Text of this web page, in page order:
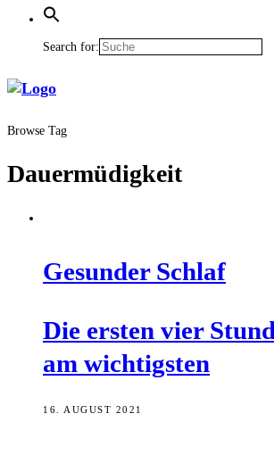
Search for:
Browse Tag
Dauermüdigkeit
Gesun­der Schlaf
Die ers­ten vier
am wichtigsten
16. AUGUST 2021